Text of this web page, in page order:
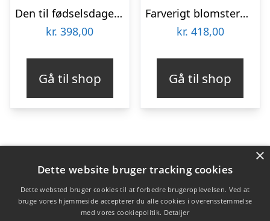
Den til fødselsdagen med tillykkekarameller
kr. 398,00
Gå til shop
Farverigt blomstermix – Send blomster med Bloomit
kr. 418,00
Gå til shop
Varekategorier
Produkter
×
Dette website bruger tracking cookies
Dette websted bruger cookies til at forbedre brugeroplevelsen. Ved at
bruge vores hjemmeside accepterer du alle cookies i overensstemmelse
med vores cookiepolitik. Detaljer